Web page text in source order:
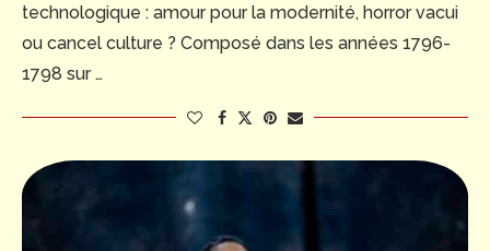
technologique : amour pour la modernité, horror vacui
ou cancel culture ? Composé dans les années 1796-
1798 sur …